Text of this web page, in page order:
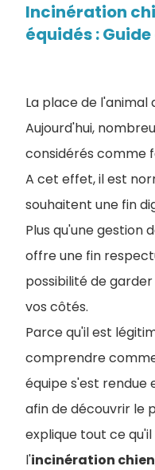
Incinération
équidés :
La place de l'animal
Aujourd'hui,
considérés comme
A cet effet, il est
souhaitent une fin
Plus qu'une gestion
offre une fin
possibilité de
vos côtés.
Parce qu'il est
comprendre
équipe s'est
afin de découvrir le
explique tout ce
l'incinération chien